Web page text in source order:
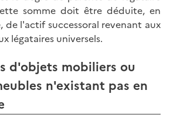
somme doit être déduite, en
de l'actif successoral revenant aux
légataires universels.
d'objets mobiliers ou
n'existant pas en